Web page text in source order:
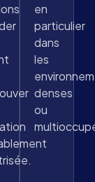
en
particulier
dans
les
denses
ou